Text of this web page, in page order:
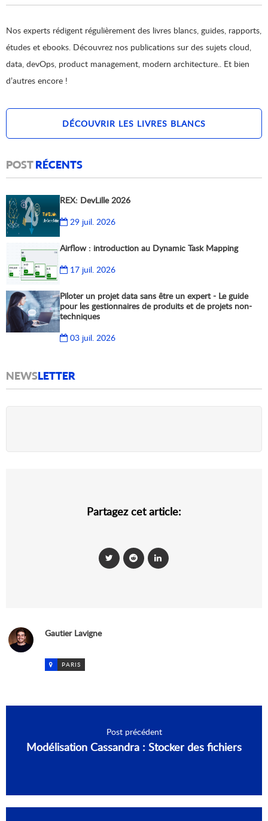
Nos experts rédigent régulièrement des livres blancs, guides, rapports,
études et ebooks. Découvrez nos publications sur des sujets cloud,
data, devOps, product management, modern architecture.. Et bien
d’autres encore !
DÉCOUVRIR LES LIVRES BLANCS
POSTRÉCENTS
REX: DevLille 2026
29 juil. 2026
Airflow : introduction au Dynamic Task Mapping
17 juil. 2026
Piloter un projet data sans être un expert - Le guide
pour les gestionnaires de produits et de projets non-
techniques
03 juil. 2026
NEWSLETTER
Partagez cet article:
Gautier Lavigne
PARIS
Post précédent
Modélisation Cassandra : Stocker des fichiers